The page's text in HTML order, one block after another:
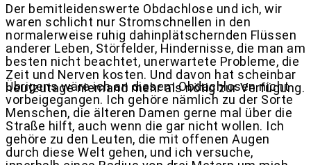
Der bemitleidenswerte Obdachlose und ich, wir
waren schlicht nur Stromschnellen in den
normalerweise ruhig dahinplätschernden Flüssen
anderer Leben, Störfelder, Hindernisse, die man am
besten nicht beachtet, unerwartete Probleme, die
Zeit und Nerven kosten. Und davon hat scheinbar
heutzutage niemand mehr als nötig zur Verfügung.
Übrigens wäre ich an diesem Obdachlosen nicht
vorbeigegangen. Ich gehöre nämlich zu der Sorte
Menschen, die älteren Damen gerne mal über die
Straße hilft, auch wenn die gar nicht wollen. Ich
gehöre zu den Leuten, die mit offenen Augen
durch diese Welt gehen, und ich versuche,